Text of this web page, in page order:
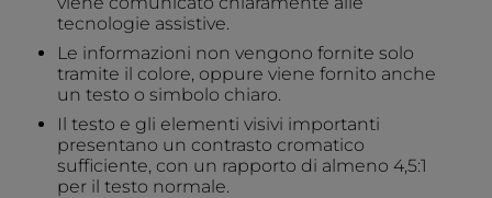
tecnologie assistive.
Le informazioni non vengono fornite solo
tramite il colore, oppure viene fornito anche
un testo o simbolo chiaro.
Il testo e gli elementi visivi importanti
presentano un contrasto cromatico
sufficiente, con un rapporto di almeno 4,5:1
per il testo normale.